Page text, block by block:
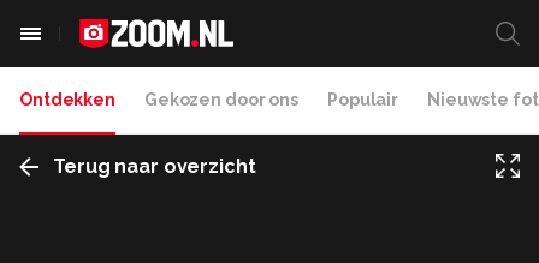
Ontdekken Gekozen door ons Populair Nieuwste
Terug naar overzicht